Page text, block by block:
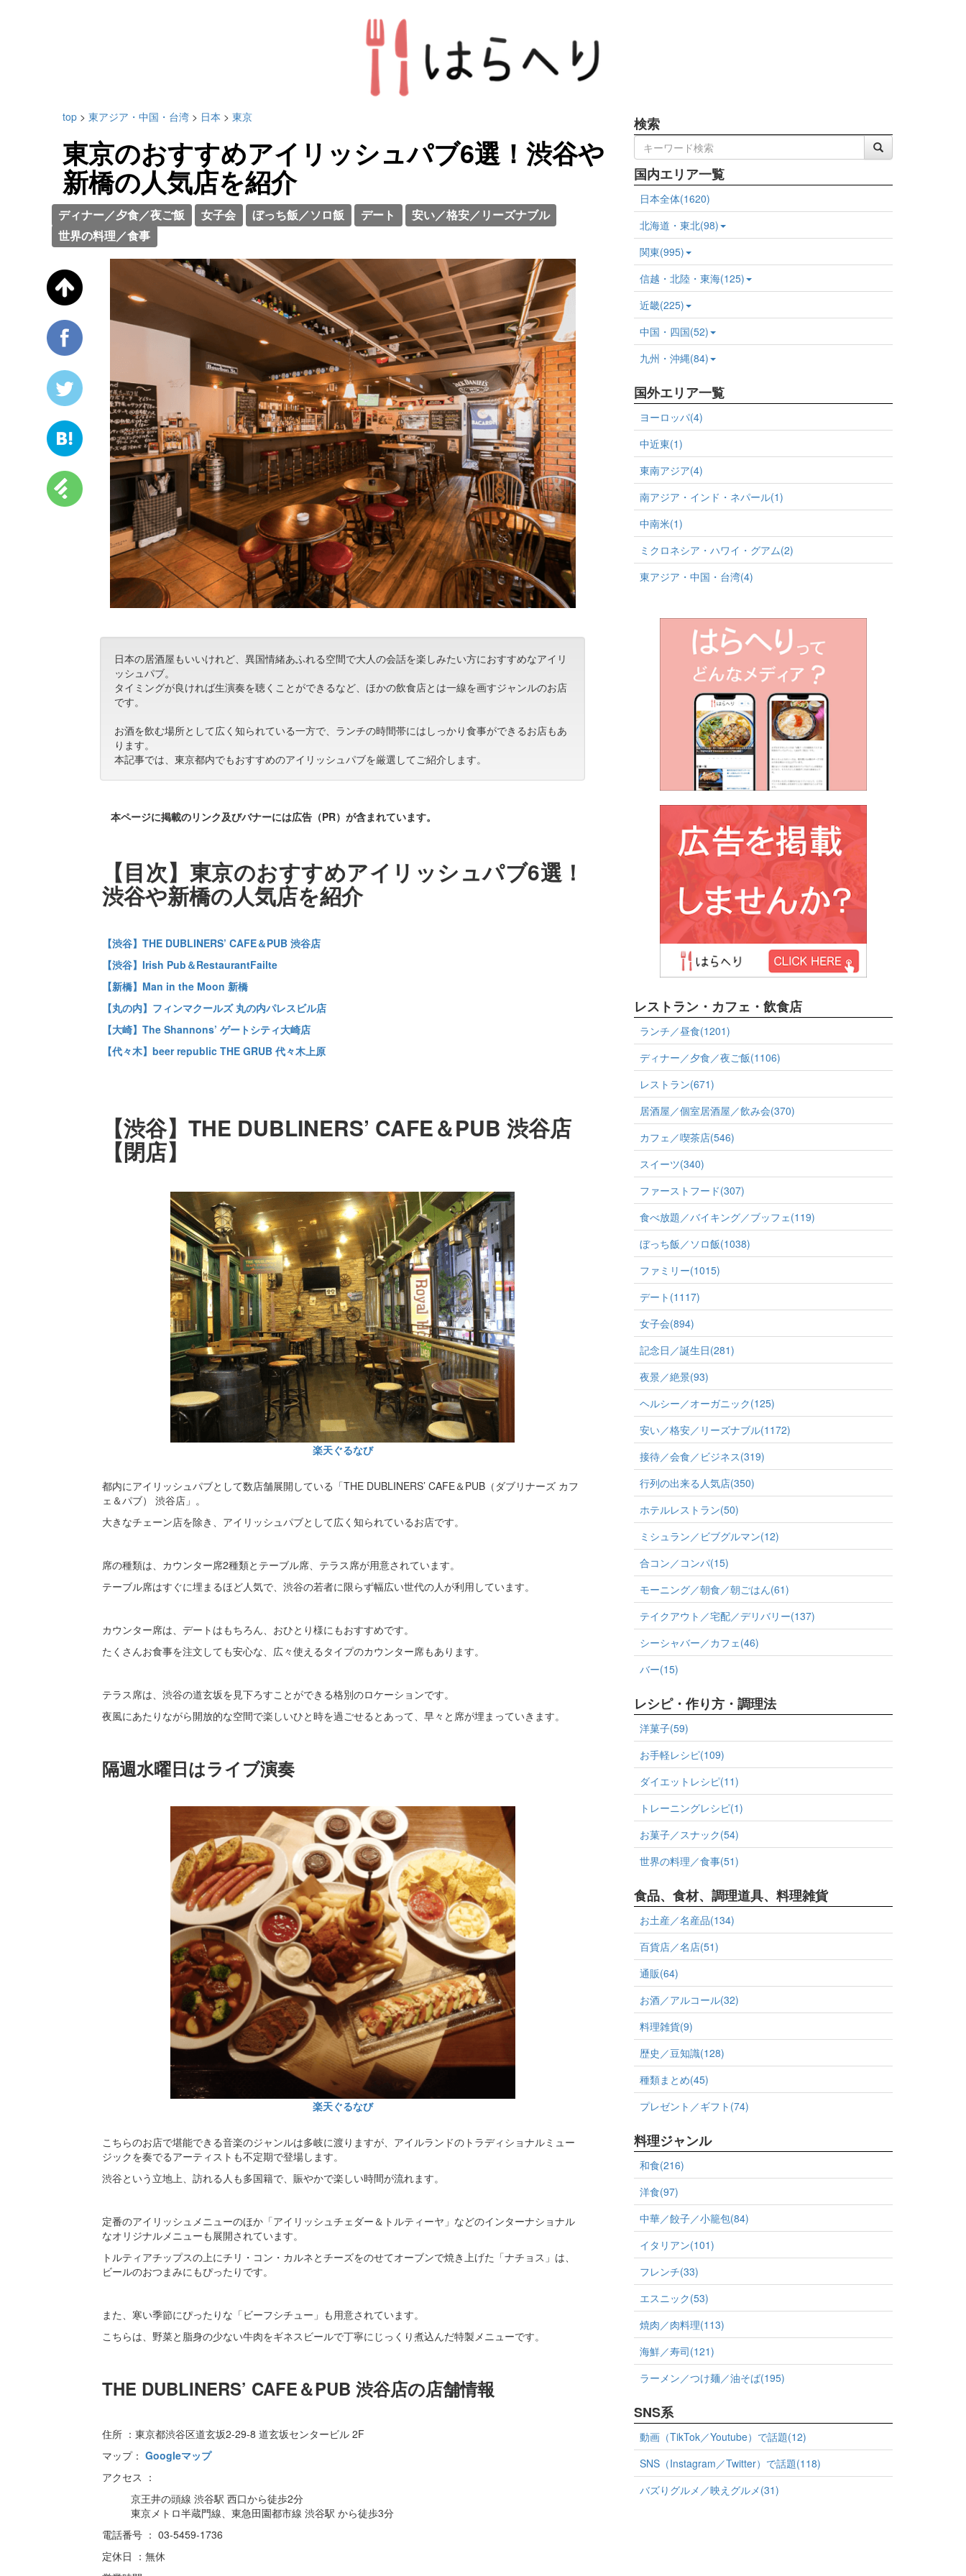
top > 東アジア・中国・台湾 > 日本 > 東京
東京のおすすめアイリッシュパブ6選！渋谷や
新橋の人気店を紹介
ディナー／夕食／夜ご飯 女子会 ぼっち飯／ソロ飯 デート
安い／格安／リーズナブル
世界の料理／食事
日本の居酒屋もいいけれど、異国情緒あふれる空間で大人の会話を楽しみたい方におすすめなアイリ
ッシュパブ。
タイミングが良ければ生演奏を聴くことができるなど、ほかの飲食店とは一線を画すジャンルのお店
です。
お酒を飲む場所として広く知られている一方で、ランチの時間帯にはしっかり食事ができるお店もあ
ります。
本記事では、東京都内でもおすすめのアイリッシュパブを厳選してご紹介します。
本ページに掲載のリンク及びバナーには広告（PR）が含まれています。
【目次】東京のおすすめアイリッシュパブ6選！
渋谷や新橋の人気店を紹介
【渋谷】THE DUBLINERS’ CAFE＆PUB 渋谷店
【渋谷】Irish Pub＆RestaurantFailte
【新橋】Man in the Moon 新橋
【丸の内】フィンマクールズ 丸の内パレスビル店
【大崎】The Shannons’ ゲートシティ大崎店
【代々木】beer republic THE GRUB 代々木上原
【渋谷】THE DUBLINERS’ CAFE＆PUB 渋谷店
【閉店】
楽天ぐるなび
都内にアイリッシュパブとして数店舗展開している「THE DUBLINERS’ CAFE＆PUB（ダブリナーズ カフ
ェ＆パブ） 渋谷店」。
大きなチェーン店を除き、アイリッシュパブとして広く知られているお店です。
席の種類は、カウンター席2種類とテーブル席、テラス席が用意されています。
テーブル席はすぐに埋まるほど人気で、渋谷の若者に限らず幅広い世代の人が利用しています。
カウンター席は、デートはもちろん、おひとり様にもおすすめです。
たくさんお食事を注文しても安心な、広々使えるタイプのカウンター席もあります。
テラス席は、渋谷の道玄坂を見下ろすことができる格別のロケーションです。
夜風にあたりながら開放的な空間で楽しいひと時を過ごせるとあって、早々と席が埋まっていきます。
隔週水曜日はライブ演奏
楽天ぐるなび
こちらのお店で堪能できる音楽のジャンルは多岐に渡りますが、アイルランドのトラディショナルミュー
ジックを奏でるアーティストも不定期で登場します。
渋谷という立地上、訪れる人も多国籍で、賑やかで楽しい時間が流れます。
定番のアイリッシュメニューのほか「アイリッシュチェダー＆トルティーヤ」などのインターナショナル
なオリジナルメニューも展開されています。
トルティアチップスの上にチリ・コン・カルネとチーズをのせてオーブンで焼き上げた「ナチョス」は、
ビールのおつまみにもぴったりです。
また、寒い季節にぴったりな「ビーフシチュー」も用意されています。
こちらは、野菜と脂身の少ない牛肉をギネスビールで丁寧にじっくり煮込んだ特製メニューです。
THE DUBLINERS’ CAFE＆PUB 渋谷店の店舗情報
住所 ：東京都渋谷区道玄坂2-29-8 道玄坂センタービル 2F
マップ： Googleマップ
アクセス ：
京王井の頭線 渋谷駅 西口から徒歩2分
東京メトロ半蔵門線、東急田園都市線 渋谷駅 から徒歩3分
電話番号 ： 03-5459-1736
定休日 ：無休
検索
国内エリア一覧
日本全体(1620)
北海道・東北(98)
関東(995)
信越・北陸・東海(125)
近畿(225)
中国・四国(52)
九州・沖縄(84)
国外エリア一覧
ヨーロッパ(4)
中近東(1)
東南アジア(4)
南アジア・インド・ネパール(1)
中南米(1)
ミクロネシア・ハワイ・グアム(2)
東アジア・中国・台湾(4)
レストラン・カフェ・飲食店
ランチ／昼食(1201)
ディナー／夕食／夜ご飯(1106)
レストラン(671)
居酒屋／個室居酒屋／飲み会(370)
カフェ／喫茶店(546)
スイーツ(340)
ファーストフード(307)
食べ放題／バイキング／ブッフェ(119)
ぼっち飯／ソロ飯(1038)
ファミリー(1015)
デート(1117)
女子会(894)
記念日／誕生日(281)
夜景／絶景(93)
ヘルシー／オーガニック(125)
安い／格安／リーズナブル(1172)
接待／会食／ビジネス(319)
行列の出来る人気店(350)
ホテルレストラン(50)
ミシュラン／ビブグルマン(12)
合コン／コンパ(15)
モーニング／朝食／朝ごはん(61)
テイクアウト／宅配／デリバリー(137)
シーシャバー／カフェ(46)
バー(15)
レシピ・作り方・調理法
洋菓子(59)
お手軽レシピ(109)
ダイエットレシピ(11)
トレーニングレシピ(1)
お菓子／スナック(54)
世界の料理／食事(51)
食品、食材、調理道具、料理雑貨
お土産／名産品(134)
百貨店／名店(51)
通販(64)
お酒／アルコール(32)
料理雑貨(9)
歴史／豆知識(128)
種類まとめ(45)
プレゼント／ギフト(74)
料理ジャンル
和食(216)
洋食(97)
中華／餃子／小籠包(84)
イタリアン(101)
フレンチ(33)
エスニック(53)
焼肉／肉料理(113)
海鮮／寿司(121)
ラーメン／つけ麺／油そば(195)
SNS系
動画（TikTok／Youtube）で話題(12)
SNS（Instagram／Twitter）で話題(118)
バズりグルメ／映えグルメ(31)